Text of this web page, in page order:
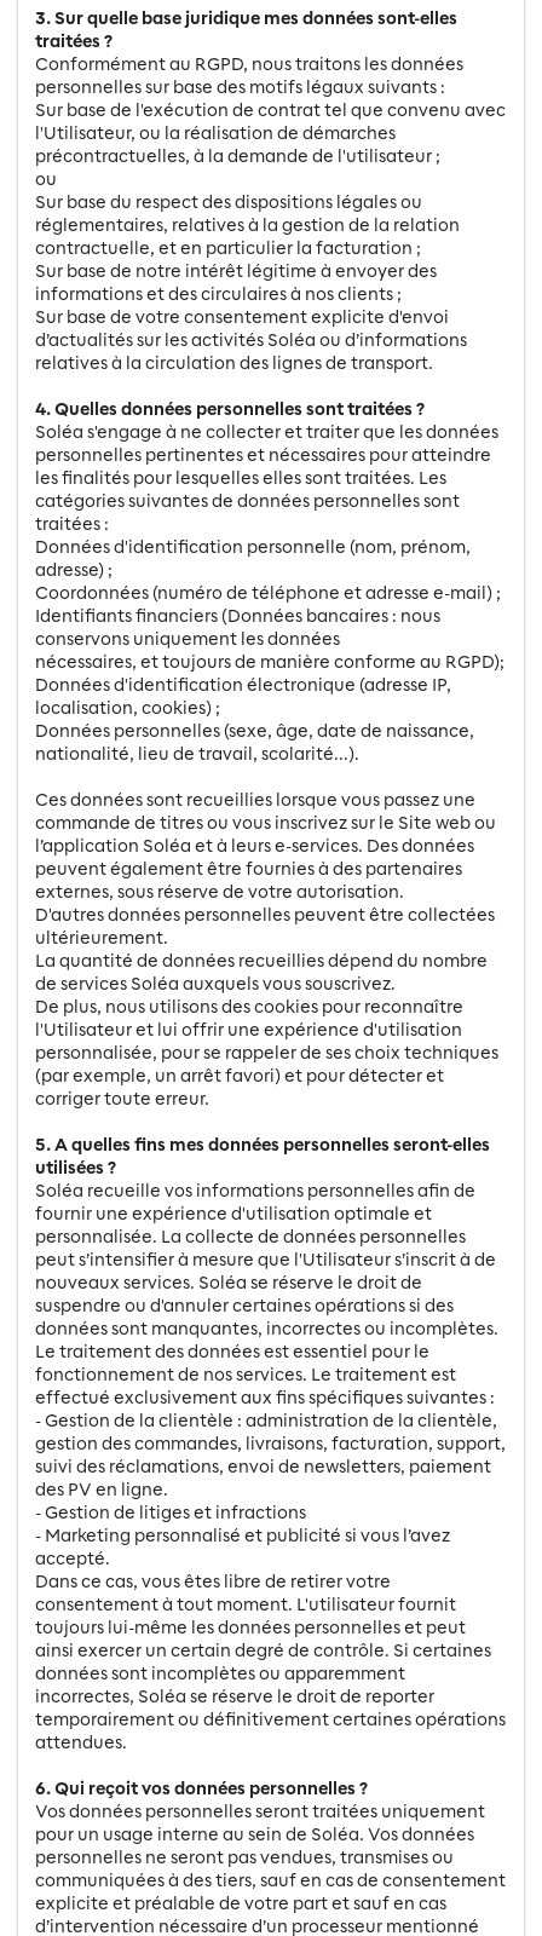
3. Sur quelle base juridique mes données sont-elles
traitées ?
Conformément au RGPD, nous traitons les données
personnelles sur base des motifs légaux suivants :
Sur base de l'exécution de contrat tel que convenu avec
l'Utilisateur, ou la réalisation de démarches
précontractuelles, à la demande de l'utilisateur ;
ou
Sur base du respect des dispositions légales ou
réglementaires, relatives à la gestion de la relation
contractuelle, et en particulier la facturation ;
Sur base de notre intérêt légitime à envoyer des
informations et des circulaires à nos clients ;
Sur base de votre consentement explicite d'envoi
d’actualités sur les activités Soléa ou d’informations
relatives à la circulation des lignes de transport.
4. Quelles données personnelles sont traitées ?
Soléa s'engage à ne collecter et traiter que les données
personnelles pertinentes et nécessaires pour atteindre
les finalités pour lesquelles elles sont traitées. Les
catégories suivantes de données personnelles sont
traitées :
Données d'identification personnelle (nom, prénom,
adresse) ;
Coordonnées (numéro de téléphone et adresse e-mail) ;
Identifiants financiers (Données bancaires : nous
conservons uniquement les données
nécessaires, et toujours de manière conforme au RGPD);
Données d'identification électronique (adresse IP,
localisation, cookies) ;
Données personnelles (sexe, âge, date de naissance,
nationalité, lieu de travail, scolarité...).
Ces données sont recueillies lorsque vous passez une
commande de titres ou vous inscrivez sur le Site web ou
l’application Soléa et à leurs e-services. Des données
peuvent également être fournies à des partenaires
externes, sous réserve de votre autorisation.
D'autres données personnelles peuvent être collectées
ultérieurement.
La quantité de données recueillies dépend du nombre
de services Soléa auxquels vous souscrivez.
De plus, nous utilisons des cookies pour reconnaître
l'Utilisateur et lui offrir une expérience d'utilisation
personnalisée, pour se rappeler de ses choix techniques
(par exemple, un arrêt favori) et pour détecter et
corriger toute erreur.
5. A quelles fins mes données personnelles seront-elles
utilisées ?
Soléa recueille vos informations personnelles afin de
fournir une expérience d'utilisation optimale et
personnalisée. La collecte de données personnelles
peut s’intensifier à mesure que l'Utilisateur s’inscrit à de
nouveaux services. Soléa se réserve le droit de
suspendre ou d'annuler certaines opérations si des
données sont manquantes, incorrectes ou incomplètes.
Le traitement des données est essentiel pour le
fonctionnement de nos services. Le traitement est
effectué exclusivement aux fins spécifiques suivantes :
- Gestion de la clientèle : administration de la clientèle,
gestion des commandes, livraisons, facturation, support,
suivi des réclamations, envoi de newsletters, paiement
des PV en ligne.
- Gestion de litiges et infractions
- Marketing personnalisé et publicité si vous l’avez
accepté.
Dans ce cas, vous êtes libre de retirer votre
consentement à tout moment. L'utilisateur fournit
toujours lui-même les données personnelles et peut
ainsi exercer un certain degré de contrôle. Si certaines
données sont incomplètes ou apparemment
incorrectes, Soléa se réserve le droit de reporter
temporairement ou définitivement certaines opérations
attendues.
6. Qui reçoit vos données personnelles ?
Vos données personnelles seront traitées uniquement
pour un usage interne au sein de Soléa. Vos données
personnelles ne seront pas vendues, transmises ou
communiquées à des tiers, sauf en cas de consentement
explicite et préalable de votre part et sauf en cas
d’intervention nécessaire d’un processeur mentionné